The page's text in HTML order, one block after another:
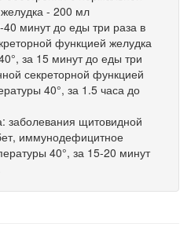
- 200 мл
минут до еды три раза в
функцией желудка
за 15 минут до еды три
секреторной функцией
40°, за 1.5 часа до
заболевания щитовидной
иммунодефицитное
40°, за 15-20 минут